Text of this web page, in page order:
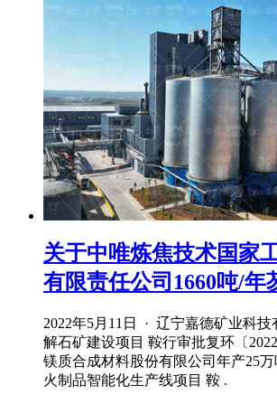
关于中唯炼焦技术国家
有限责任公司1660吨/年
2022年5月11日 · 辽宁嘉德矿业科
解石矿建设项目 鞍行审批复环〔
镁质合成材料股份有限公司年产25
火制品智能化生产线项目 鞍 .